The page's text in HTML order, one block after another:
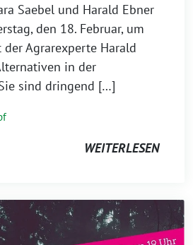
Saebel und Harald Ebner
den 18. Februar, um
Agrarexperte Harald
in der
sind dringend […]
WEITERLESEN